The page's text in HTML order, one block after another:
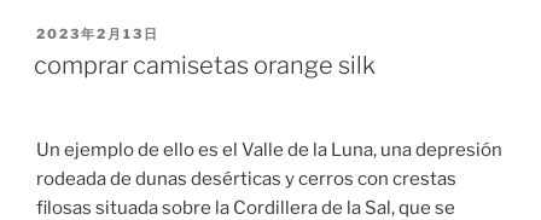
PUBLICADO
2023年2月13日
comprar camisetas orange silk
Un ejemplo de ello es el Valle de la Luna, una depresión
rodeada de dunas desérticas y cerros con crestas
filosas situada sobre la Cordillera de la Sal, que se